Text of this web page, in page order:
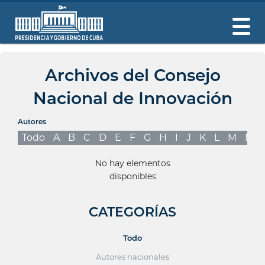
Archivos del Consejo
Nacional de Innovación
Autores
Todo A B C D E F G H I J K L M N
No hay elementos
disponibles
CATEGORÍAS
Todo
Autores nacionales